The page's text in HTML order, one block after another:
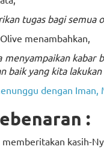
tugas bagi semua
menambahkan,
menyampaikan
baik yang kita
dengan Iman,
:
memberitakan kasih-